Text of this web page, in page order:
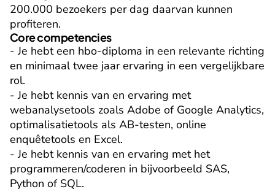
200.000 bezoekers per dag daarvan kunnen
profiteren.
Core competencies
- Je hebt een hbo-diploma in een relevante richting
en minimaal twee jaar ervaring in een vergelijkbare
rol.
- Je hebt kennis van en ervaring met
webanalysetools zoals Adobe of Google Analytics,
optimalisatietools als AB-testen, online
enquêtetools en Excel.
- Je hebt kennis van en ervaring met het
programmeren/coderen in bijvoorbeeld SAS,
Python of SQL.